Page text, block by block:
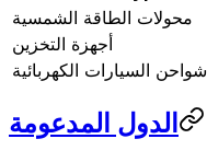
محولات الطاقة الشمسية
أجهزة التخزين
شواحن السيارات الكهربائية
الدول المدعومة